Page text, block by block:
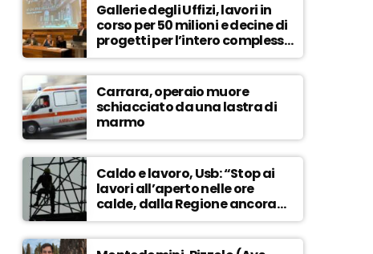
Gallerie degli Uffizi, lavori in
corso per 50 milioni e decine di
progetti per l’intero complesso
museale – ASCOLTA
Carrara, operaio muore
schiacciato da una lastra di
marmo
Caldo e lavoro, Usb: “Stop ai
lavori all’aperto nelle ore
calde, dalla Regione ancora
nessuna risposta” – ASCOLTA